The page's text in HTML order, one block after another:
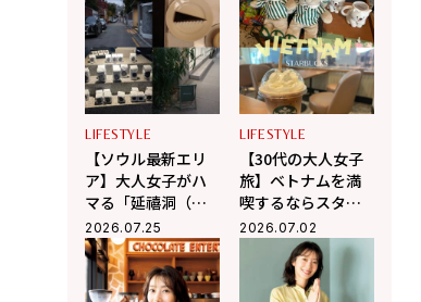
3COINS トラベルミニウォレット
LIFESTYLE
【ソウル最新エリ
ア】大人女子がハ
マる「延禧洞（ヨ
ニドン）」のんび
り散歩＆隠れ家カ
フェ巡り
2026.07.25
LIFESTYLE
【30代の大人女子
旅】ベトナムを満
喫するならスター
バックスへ！ 現地
在住の編集ライタ
ー相馬の海外生活
in ベトナム
2026.07.02